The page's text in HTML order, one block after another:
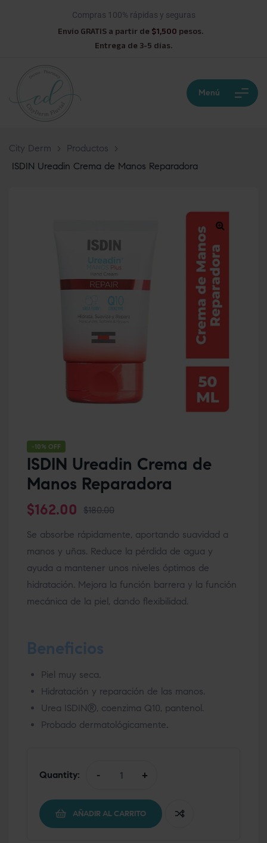
Compras 100% rápidas y seguras
Envío GRATIS a partir de $1,500 pesos.
Entrega de 3-5 días.
Menú
City Derm > Productos
>
ISDIN Ureadin Crema de Manos Reparadora
-10% OFF
ISDIN Ureadin Crema de
Manos Reparadora
$180.00
$162.00
Se absorbe rápidamente, aportando suavidad a
manos y uñas. Reduce la pérdida de agua y
ayuda a mantener unos niveles óptimos de
hidratación. Mejora la función barrera y la función
mecánica de la piel, dando flexibilidad.
Beneficios
Piel muy seca.
Hidratación y reparación de las manos.
Urea ISDIN®, coenzima Q10, pantenol.
Probado dermatológicamente.
Quantity: - +
AÑADIR AL CARRITO